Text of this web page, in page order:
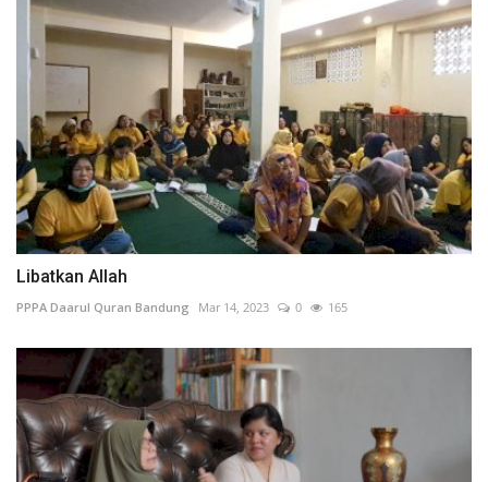
Libatkan Allah
PPPA Daarul Quran Bandung Mar 14, 2023 0 165